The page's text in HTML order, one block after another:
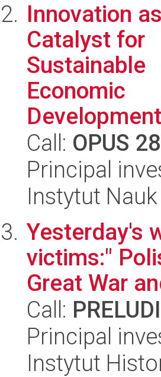
Innovation
Catalyst for
Sustainable
Economic
Development
Call: OPUS 28
Principal
Instytut
Yesterday's
victims:"
Great War
Call:
Principal
Instytut